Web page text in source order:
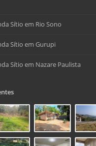
Sítio em Rio Sono
Sítio em Gurupi
Sítio em Nazare Paulista